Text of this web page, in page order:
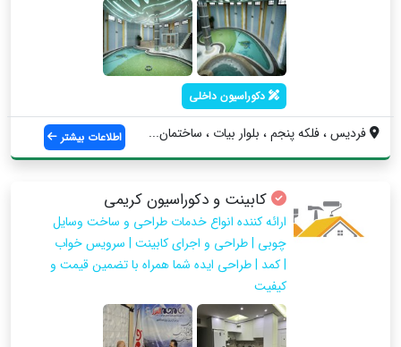
دکوراسیون داخلی
فردیس ، فلکه پنجم ، بلوار بیات ، ساختمان... اطلاعات بیشتر
کابینت و دکوراسیون کریمی
ارائه کننده انواع خدمات طراحی و ساخت وسایل
چوبی | طراحی و اجرای کابینت | سرویس خواب
| کمد | طراحی ایده شما همراه با تضمین قیمت و
کیفیت